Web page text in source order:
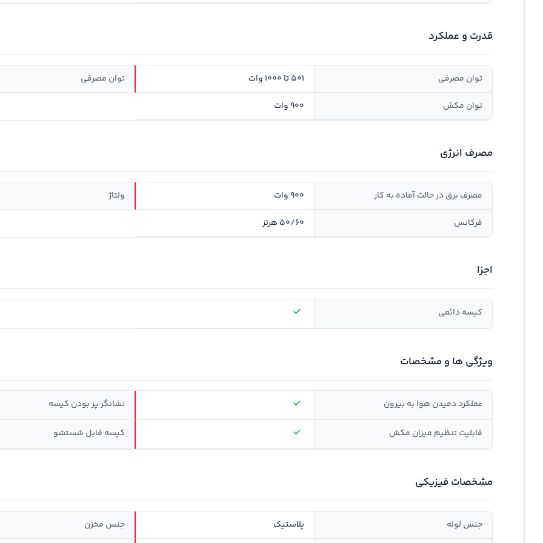
قدرت و عملکرد
توان مصرفی 501 تا 1000 وات توان مصرفی
توان مکش 900 وات
مصرف انرژی
مصرف برق در حالت آماده به کار 900 وات ولتاژ
فرکانس 50/60 هرتز
اجزا
کیسه دائمی
ویژگی ها و مشخصات
عملکرد دمیدن هوا به بیرون نشانگر پر بودن کیسه
قابلیت تنظیم میزان مکش کیسه قابل شستشو
مشخصات فیزیکی
جنس لوله پلاستیک جنس مخزن